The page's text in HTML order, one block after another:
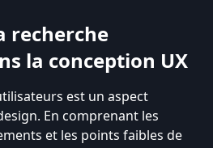
recherche
la conception UX
est un aspect
En comprenant les
et les points faibles de